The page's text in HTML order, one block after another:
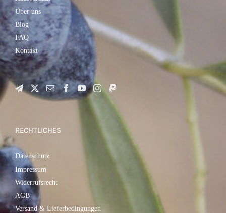
Über uns
Blog
FAQ
Kontakt
RECHTLICHES
Datenschutz
Impressum
Widerrufsrecht
AGB
Versand & Lieferbedingungen